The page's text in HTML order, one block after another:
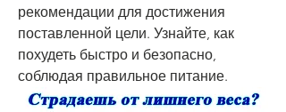
рекомендации для достижения
поставленной цели. Узнайте, как
похудеть быстро и безопасно,
соблюдая правильное питание.